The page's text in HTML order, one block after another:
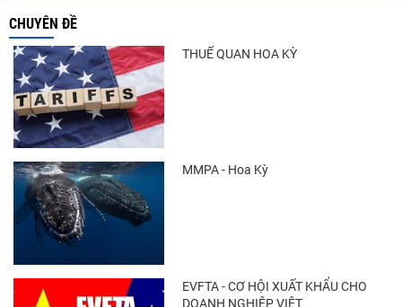
CHUYÊN ĐỀ
THUẾ QUAN HOA KỲ
MMPA - Hoa Kỳ
EVFTA - CƠ HỘI XUẤT KHẨU CHO
DOANH NGHIỆP VIỆT